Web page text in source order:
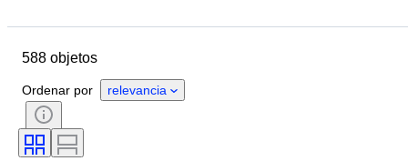
Tema
Vendido por
588 objetos
Ordenar por relevancia